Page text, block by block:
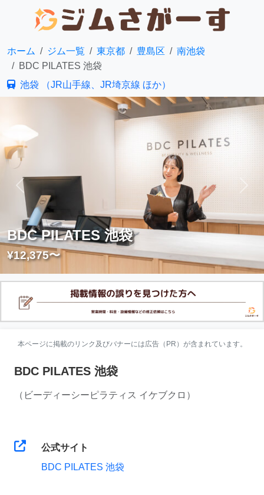
ホーム ジム一覧 東京都 豊島区
南池袋
BDC PILATES 池袋
池袋 （JR山手線、JR埼京線 ほか）
BDC PILATES 池袋
¥12,375〜
前へ 次へ
本ページに掲載のリンク及びバナーには広告（PR）が含まれています。
BDC PILATES 池袋
（ビーディーシーピラティス イケブクロ）
公式サイト
BDC PILATES 池袋